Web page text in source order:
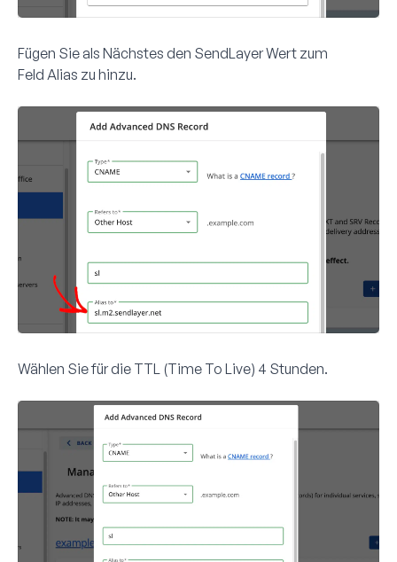
Fügen Sie als Nächstes den SendLayerWert zum
Feld Alias zu hinzu.
Wählen Sie für die TTL (Time To Live) 4 Stunden.